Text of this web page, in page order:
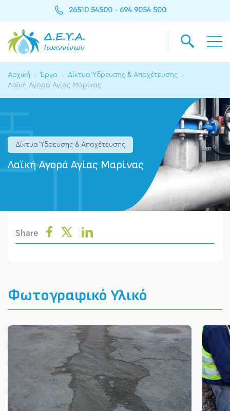
26510 54500 - 694 9054 500
Αρχική Έργα
Δίκτυα Ύδρευσης & Αποχέτευσης
Λαϊκή Αγορά Αγίας Μαρίνας
Δίκτυα Ύδρευσης & Αποχέτευσης
Λαϊκή Αγορά Αγίας Μαρίνας
Share
Φωτογραφικό Υλικό